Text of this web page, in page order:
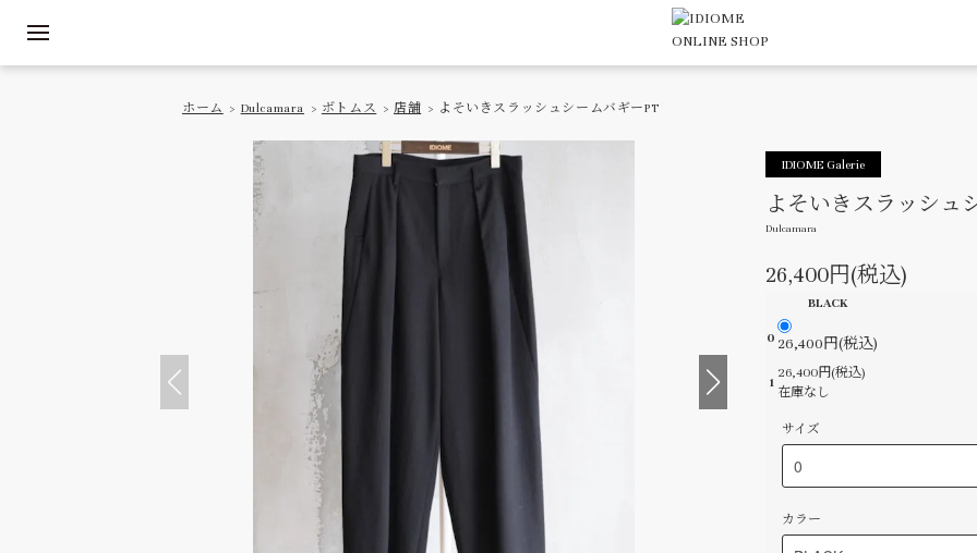
ホーム > Dulcamara > ボトムス > 店舗 > よそいきスラッシュシームバギーPT
IDIOME Galerie
よそいきスラッシュ
Dulcamara
26,400円(税込)
BLACK
0 26,400円(税込)
1
26,400円(税込)
在庫なし
サイズ
カラー